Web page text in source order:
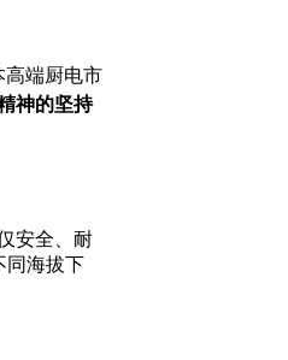
高端厨电市
神的坚持
安全、耐
同海拔下